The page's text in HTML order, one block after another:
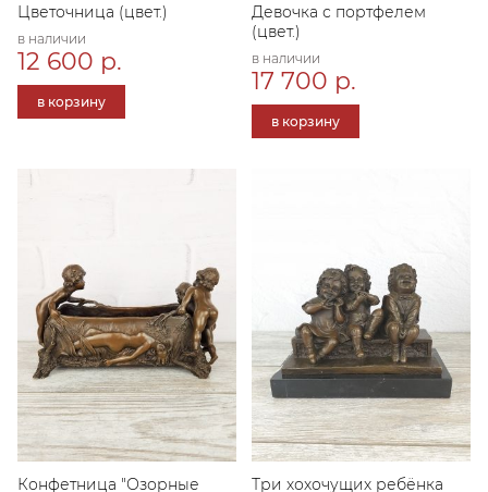
Цветочница (цвет.)
в наличии
12 600 р.
в корзину
Девочка с портфелем
(цвет.)
в наличии
17 700 р.
в корзину
Конфетница "Озорные
Три хохочущих ребёнка